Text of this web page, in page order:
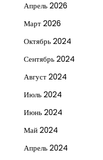
Апрель 2026
Март 2026
Октябрь 2024
Сентябрь 2024
Август 2024
Июль 2024
Июнь 2024
Май 2024
Апрель 2024